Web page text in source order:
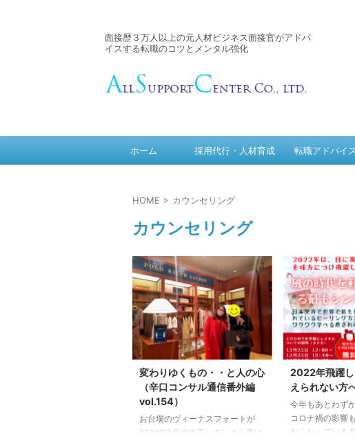
面接歴３万人以上の元人材ビジネス面接官がアドバ
イスする転職のコツとメンタル強化
ホーム 採用代行・人材育成 転職アドバイス
HOME > カウンセリング
カウンセリング
変わりゆくもの・・と人の心
（辛口コンサル通信番外編
vol.154）
お台場のヴィーナスフォートが
2022年3月で終了してしまう事は
2022年飛躍
えられない方
今年もあとわず
コロナ禍の影響
なくなっている